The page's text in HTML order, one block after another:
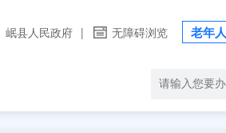
岷县人民政府 | 无障碍浏览 老年